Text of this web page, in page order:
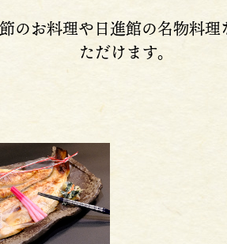
のお料理や日進館の名物料
ただけます。